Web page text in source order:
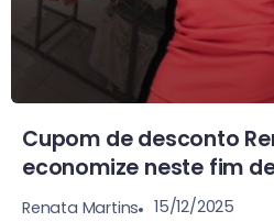
Cupom de desconto
economize neste fim
Renata Martins 15/12/2025